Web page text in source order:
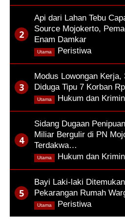
Api dari Lahan Tebu
Source Mojokerto,
Enam Damkar
Peristiwa
Utama
Modus Lowongan
Diduga Tipu 7 Korban
Hukum dan
Utama
Sidang Dugaan
Miliar Bergulir di PN
Terdakwa…
Hukum dan
Utama
Bayi Laki-laki
Pekarangan Rumah
Peristiwa
Utama